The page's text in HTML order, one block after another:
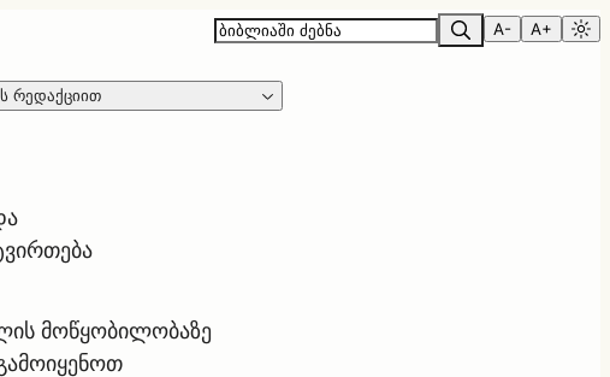
A- A+
რედაქციით
მოწყობილობაზე